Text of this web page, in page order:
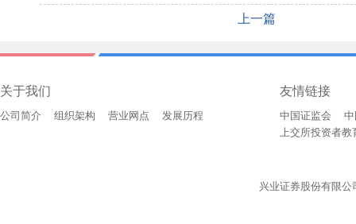
上一篇
关于我们
公司简介 组织架构 营业网点 发展历程
友情链接
中国证监会
上交所投资者教
兴业证券股份有限